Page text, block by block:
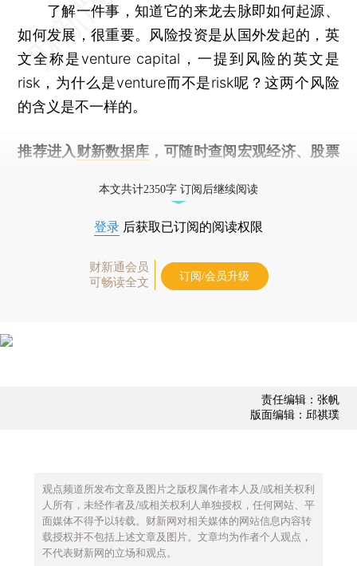
了解一件事，知道它的来龙去脉即如何起源、
如何发展，很重要。风险投资是从国外发起的，英
文全称是venture capital，一提到风险的英文是
risk，为什么是venture而不是risk呢？这两个风险
的含义是不一样的。
推荐进入 财新数据库 ，可随时查阅宏观经济、股票
本文共计2350字 订阅后继续阅读
登录 后获取已订阅的阅读权限
财新通会员
可畅读全文
订阅/会员升级
责任编辑：张帆
版面编辑：邱祺璞
观点频道所发布文章及图片之版权属作者本人及/或相关权利
人所有，未经作者及/或相关权利人单独授权，任何网站、平
面媒体不得予以转载。财新网对相关媒体的网站信息内容转
载授权并不包括上述文章及图片。文章均为作者个人观点，
不代表财新网的立场和观点。